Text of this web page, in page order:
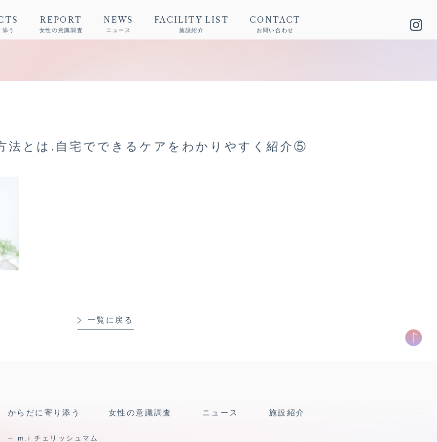
う
REPORT
女性の意識調査
NEWS
ニュース
FACILITY LIST
施設紹介
CONTACT
お問い合わせ
法とは.自宅でできるケアをわかりやすく紹介⑤
一覧に戻る
からだに寄り添う
m.i チェリッシュマム
女性の意識調査 ニュース 施設紹介